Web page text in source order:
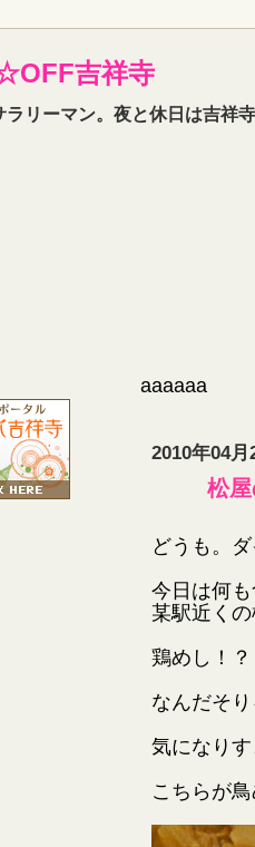
吉祥寺
ラリーマン。夜と休日は吉祥
aaaaaa
2010年04月
松
どうも。
今日は何
某駅近く
鶏めし！？
なんだそ
気になり
こちらが